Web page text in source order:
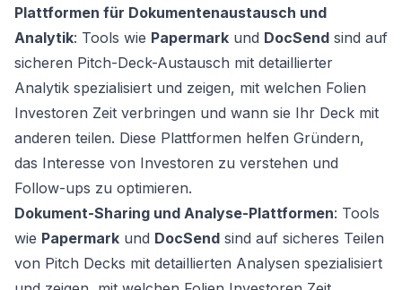
Plattformen für Dokumentenaustausch und
Analytik: Tools wie Papermark und DocSend sind auf
sicheren Pitch-Deck-Austausch mit detaillierter
Analytik spezialisiert und zeigen, mit welchen Folien
Investoren Zeit verbringen und wann sie Ihr Deck mit
anderen teilen. Diese Plattformen helfen Gründern,
das Interesse von Investoren zu verstehen und
Follow-ups zu optimieren.
Dokument-Sharing und Analyse-Plattformen: Tools
wie Papermark und DocSend sind auf sicheres Teilen
von Pitch Decks mit detaillierten Analysen spezialisiert